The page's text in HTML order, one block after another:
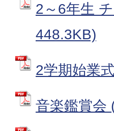
2～6年生
448.3KB)
2学期始業
音楽鑑賞会